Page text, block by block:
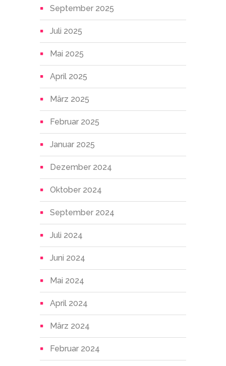
September 2025
Juli 2025
Mai 2025
April 2025
März 2025
Februar 2025
Januar 2025
Dezember 2024
Oktober 2024
September 2024
Juli 2024
Juni 2024
Mai 2024
April 2024
März 2024
Februar 2024